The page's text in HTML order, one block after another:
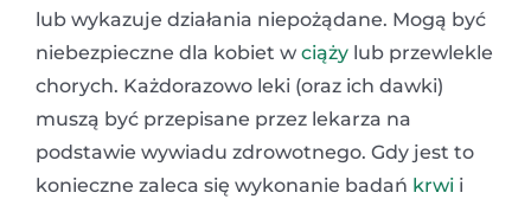
lub wykazuje działania niepożądane. Mogą być
niebezpieczne dla kobiet w ciąży lub przewlekle
chorych. Każdorazowo leki (oraz ich dawki)
muszą być przepisane przez lekarza na
podstawie wywiadu zdrowotnego. Gdy jest to
konieczne zaleca się wykonanie badań krwi i